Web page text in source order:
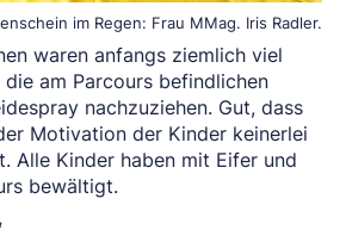
im Regen: Frau MMag. Iris Radler.
waren anfangs ziemlich viel
am Parcours befindlichen
nachzuziehen. Gut, dass
Motivation der Kinder keinerlei
Alle Kinder haben mit Eifer und
bewältigt.